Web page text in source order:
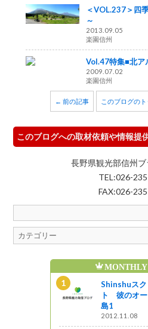
＜VOL.237＞四
～
2013.09.05
楽園信州
Vol.47特集■北ア
2009.07.02
楽園信州
← 前の記事 このブログの
このブログへの取材依頼や情報提
長野県観光部信州
TEL:026-
FAX:026-
Shinshuスク
ト 彼のオー
島1
2012.11.08